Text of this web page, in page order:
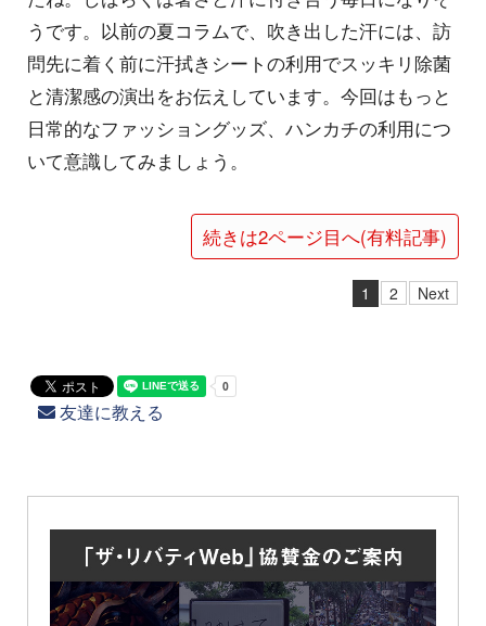
うです。以前の夏コラムで、吹き出した汗には、訪
問先に着く前に汗拭きシートの利用でスッキリ除菌
と清潔感の演出をお伝えしています。今回はもっと
日常的なファッショングッズ、ハンカチの利用につ
いて意識してみましょう。
続きは2ページ目へ(有料記事)
1 2 Next
友達に教える